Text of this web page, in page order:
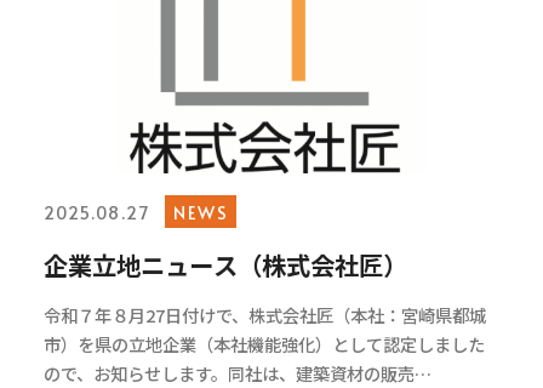
2025.08.27 NEWS
企業立地ニュース（株式会社匠）
令和７年８月27日付けで、株式会社匠（本社：宮崎県都城
市）を県の立地企業（本社機能強化）として認定しました
ので、お知らせします。同社は、建築資材の販売…